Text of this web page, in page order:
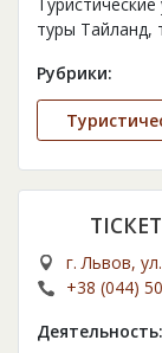
туры Тайланд,
Рубрики:
г. Львов,
+38 (044)
Деятельность: